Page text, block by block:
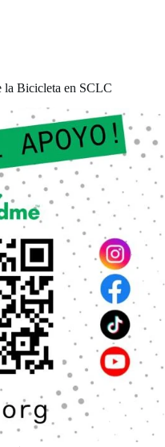
la Bicicleta en SCLC